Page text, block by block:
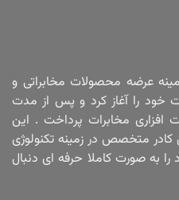
عرضه محصولات مخابراتی و
، از سال 1383 فعالیت خود را آغاز کرد و پس از مدت
مخابرات پرداخت . این
متخصص در زمینه تکنولوژی
به صورت کاملا حرفه ای دنبال